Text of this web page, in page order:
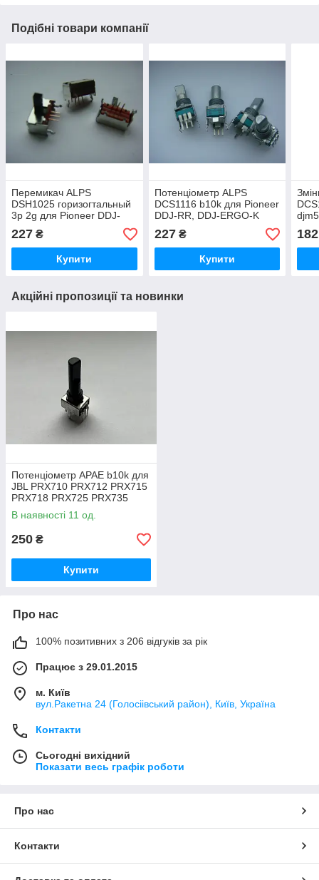
Подібні товари компанії
Перемикач ALPS
DSH1025 горизогтальный
3p 2g для Pioneer DDJ-
ERGO DDJ-RR DDJ-S1
DDJ-SR 2 DDJ-T1 DJM-
2000
227 ₴
Купити
Потенціометр ALPS
DCS1116 b10k для Pioneer
DDJ-RR, DDJ-ERGO-K
DDJ-ERGO-V DDJ-SR2
DDJ-T1 DJM-750MK2 XDJ-
RX
227₴
Купити
t1
182
Акційні пропозиції та новинки
Потенціометр APAE b10k для
JBL PRX710 PRX712 PRX715
PRX718 PRX725 PRX735
PRX815 PRX835 PRX825
В наявності 11 од.
250 ₴
Купити
Про нас
100% позитивних з 206 відгуків за рік
Працює з 29.01.2015
м. Київ
вул.Ракетна 24 (Голосіівський район), Київ, Україна
Контакти
Сьогодні вихідний
Показати весь графік роботи
Про нас
Контакти